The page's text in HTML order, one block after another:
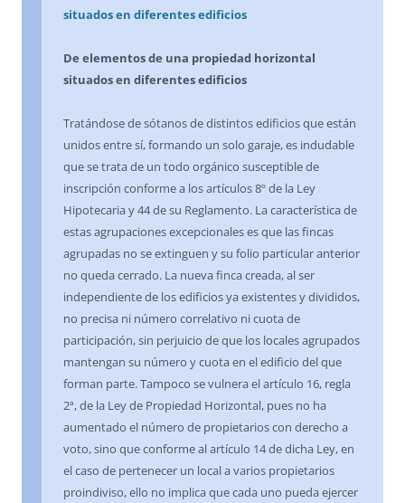
situados en diferentes edificios
De elementos de una propiedad horizontal
situados en diferentes edificios
Tratándose de sótanos de distintos edificios que están
unidos entre sí, formando un solo garaje, es indudable
que se trata de un todo orgánico susceptible de
inscripción conforme a los artículos 8º de la Ley
Hipotecaria y 44 de su Reglamento. La característica de
estas agrupaciones excepcionales es que las fincas
agrupadas no se extinguen y su folio particular anterior
no queda cerrado. La nueva finca creada, al ser
independiente de los edificios ya existentes y divididos,
no precisa ni número correlativo ni cuota de
participación, sin perjuicio de que los locales agrupados
mantengan su número y cuota en el edificio del que
forman parte. Tampoco se vulnera el artículo 16, regla
2ª, de la Ley de Propiedad Horizontal, pues no ha
aumentado el número de propietarios con derecho a
voto, sino que conforme al artículo 14 de dicha Ley, en
el caso de pertenecer un local a varios propietarios
proindiviso, ello no implica que cada uno pueda ejercer